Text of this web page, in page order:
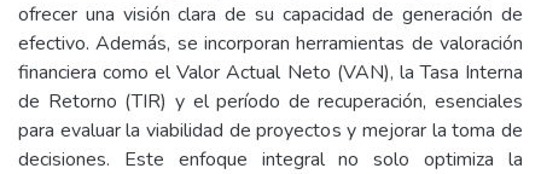
ofrecer una visión clara de su capacidad de generación de
efectivo. Además, se incorporan herramientas de valoración
financiera como el Valor Actual Neto (VAN), la Tasa Interna
de Retorno (TIR) y el período de recuperación, esenciales
para evaluar la viabilidad de proyectos y mejorar la toma de
decisiones. Este enfoque integral no solo optimiza la